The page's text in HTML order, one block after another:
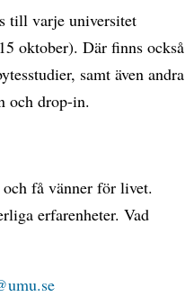
till varje universitet
oktober). Där finns också
samt även andra
och drop-in.
få vänner för livet.
erfarenheter. Vad